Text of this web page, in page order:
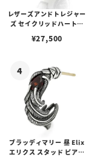
レザーズアンドトレジャー
ズ セイクリッドハートピ
¥27,500
ブラッディマリー 昼 Elix
エリクス スタッド ピアス